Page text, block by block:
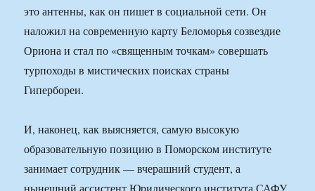
это антенны, как он пишет в социальной сети. Он
наложил на современную карту Беломорья созвездие
Ориона и стал по «священным точкам» совершать
турпоходы в мистических поисках страны
Гипербореи.
И, наконец, как выясняется, самую высокую
образовательную позицию в Поморском институте
занимает сотрудник — вчерашний студент, а